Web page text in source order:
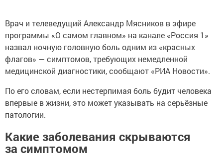
Врач и телеведущий Александр Мясников в эфире
программы «О самом главном» на канале «Россия 1»
назвал ночную головную боль одним из «красных
флагов» — симптомов, требующих немедленной
медицинской диагностики, сообщают «РИА Новости».
По его словам, если нестерпимая боль будит человека
впервые в жизни, это может указывать на серьёзные
патологии.
Какие заболевания скрываются
за симптомом